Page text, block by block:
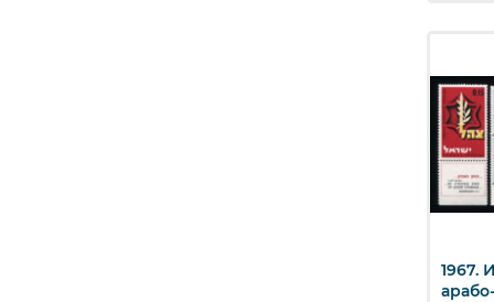
1967.